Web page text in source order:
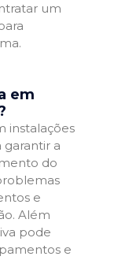
um
em
instalações
garantir a
do
e
Além
pode
e